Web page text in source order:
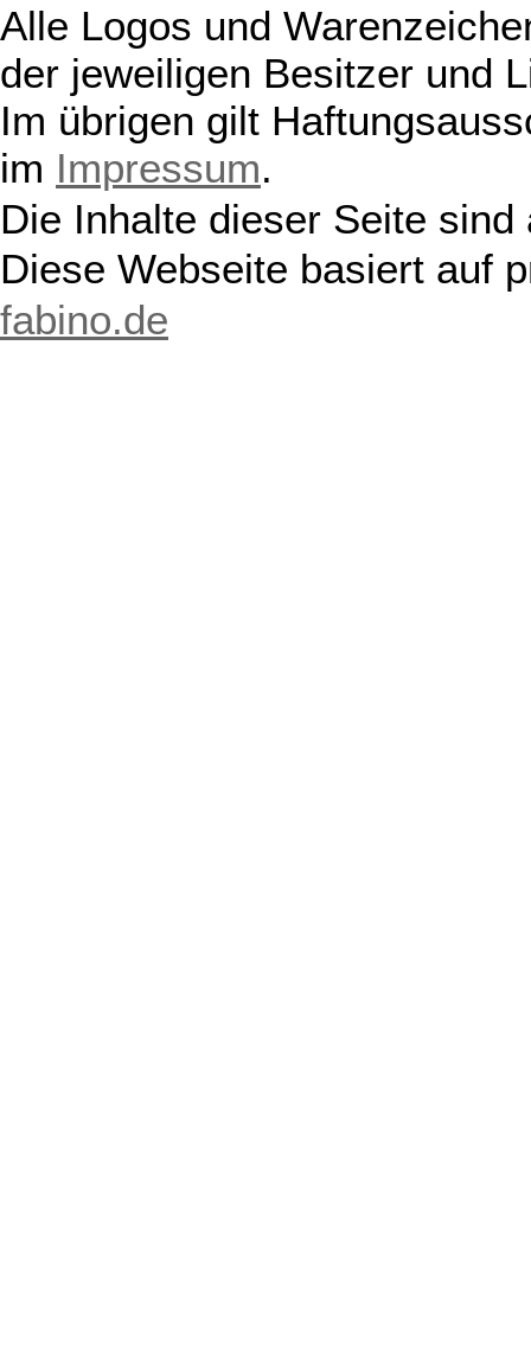
Alle Logos und
der jeweiligen Besitzer und
Im übrigen gilt
im Impressum.
Die Inhalte dieser Seite
Diese Webseite basiert auf
fabino.de